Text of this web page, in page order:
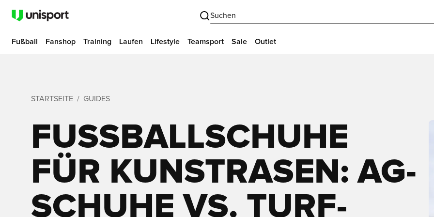
Suchen
Fußball Fanshop Training Laufen Lifestyle Teamsport Sale Outlet
STARTSEITE GUIDES
FUSSBALLSCHUHE F
ÜR KUNSTRASEN: AG-S
CHUHE VS. TURF-S